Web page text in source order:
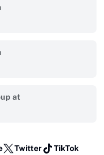
at
Twitter
TikTok